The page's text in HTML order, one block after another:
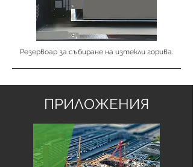
Резервоар за събиране на изтекли горива.
ПРИЛОЖЕНИЯ